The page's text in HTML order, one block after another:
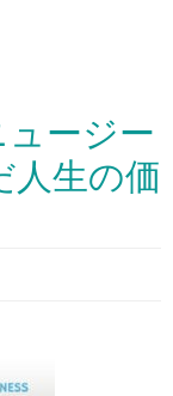
ュージー
人生の価